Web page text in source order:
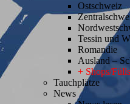
Ostschweiz
Tessin und
Romandie
Ausland –
+ Shops/
Tauchplätze
News